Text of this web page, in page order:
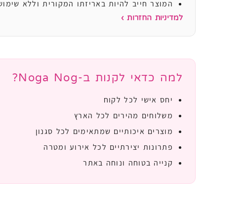
המוצר חייב להיות באריזתו המקורית וללא
למדיניות החזרות ›
למה כדאי לקנות ב-Noga Nog?
יחס אישי לכל לקוח
משלוחים מהירים לכל הארץ
מוצרים איכותיים שמתאימים לכל סגנון
פתרונות יצירתיים לכל אירוע ומטרה
קנייה בטוחה ונוחה באתר